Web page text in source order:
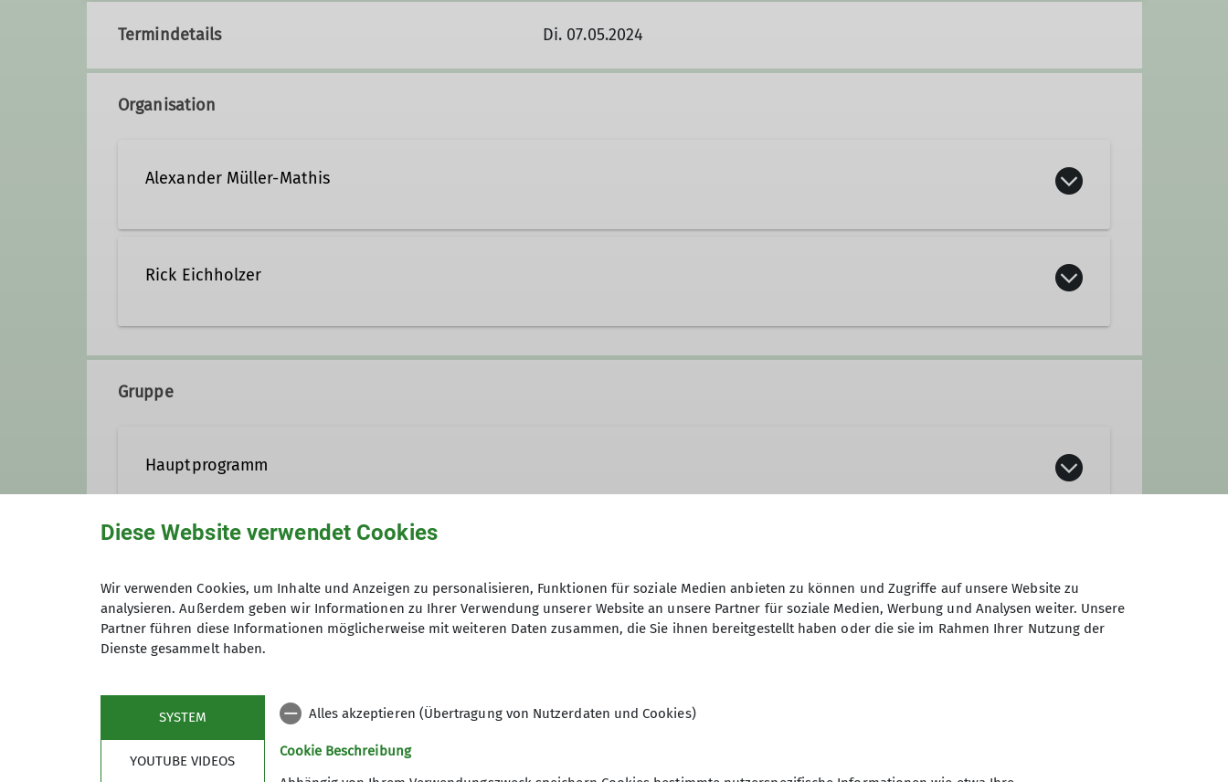
Termindetails Di. 07.05.2024
Organisation
Alexander Müller-Mathis
Qualifikationen
Rick Eichholzer
Gruppe
Hauptprogramm
Anmeldung
per WhatsApp: 0178/5014183
Anfrage senden
Diese Website verwendet Cookies
Wir verwenden Cookies, um Inhalte und Anzeigen zu personalisieren, Funktionen für soziale Medien anbieten zu können und Zugriffe auf unsere Website zu
analysieren. Außerdem geben wir Informationen zu Ihrer Verwendung unserer Website an unsere Partner für soziale Medien, Werbung und Analysen weiter. Unsere
Partner führen diese Informationen möglicherweise mit weiteren Daten zusammen, die Sie ihnen bereitgestellt haben oder die sie im Rahmen Ihrer Nutzung der
Dienste gesammelt haben.
SYSTEM
YOUTUBE VIDEOS
Alles akzeptieren (Übertragung von Nutzerdaten und Cookies)
Cookie Beschreibung